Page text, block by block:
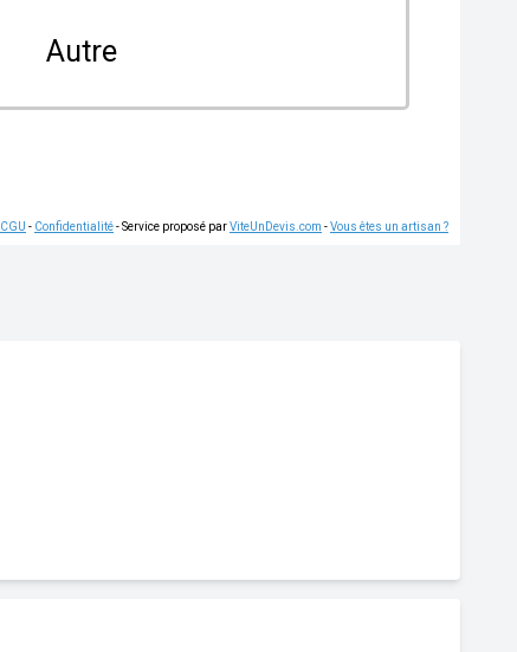
Autre
CGU - Confidentialité- Service proposé parViteUnDevis.com -Vous êtes un artisan ?